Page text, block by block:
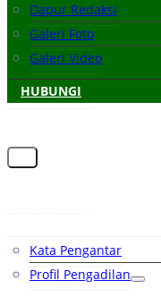
Dapur Redaksi
Galeri Foto
Galeri Video
HUBUNGI
Kata Pengantar
Profil Pengadilan